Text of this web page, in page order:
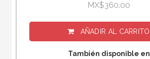
MX$360.00
AÑADIR AL CARRITO
También disponible en